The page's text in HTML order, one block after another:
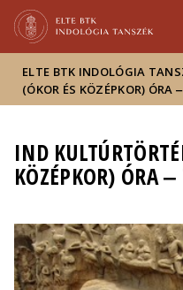
ELTE BTK INDOLÓGIA
(ÓKOR ÉS KÖZÉPKOR) ÓRA
IND
KÖZÉPKOR) ÓRA